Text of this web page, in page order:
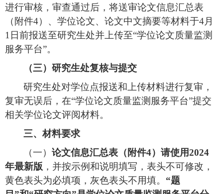
进行审核，审查通过后，将送审论文信息汇总表
（附件4）、学位论文、论文中文摘要等材料于4月
1日前报送至研究生处并上传至“学位论文质量监测
服务平台”。
（三）研究生处复核与提交
研究生处对学位点报送和上传材料进行复审，
复审无误后，在“学位论文质量监测服务平台”提交
相关学位论文评阅材料。
三、材料要求
（一） 论文信息汇总表（附件4）请使用2024
年最新版 ，并按示例和说明填写，表头不可修改，
黄色表头为必填项，灰色表头不用填。 “题